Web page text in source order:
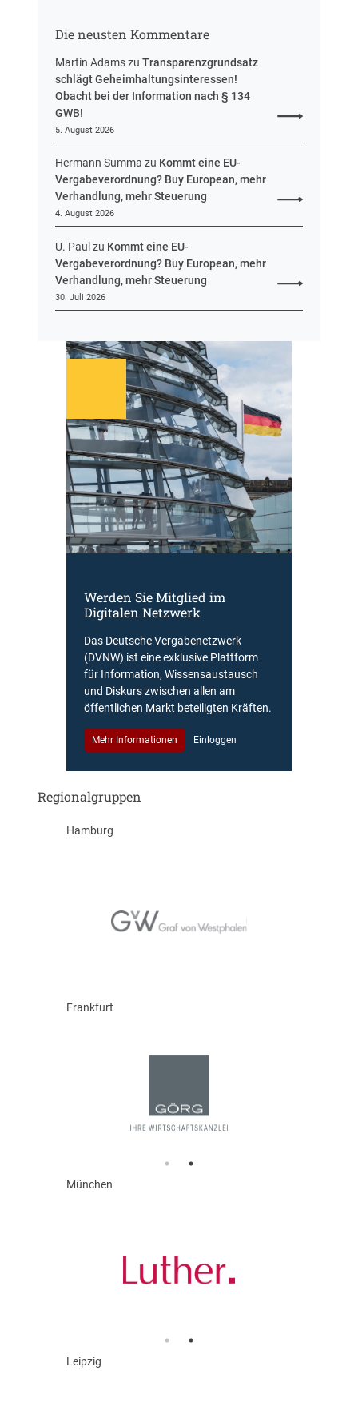
Die neusten Kommentare
Martin AdamszuTransparenzgrundsatz
schlägt Geheimhaltungsinteressen!
Obacht bei der Information nach § 134
GWB!
5. August 2026
Hermann Summa zu Kommt eine EU-
Vergabeverordnung? Buy European, mehr
Verhandlung, mehr Steuerung
4. August 2026
U. Paulzu Kommt eine EU-
Vergabeverordnung? Buy European, mehr
Verhandlung, mehr Steuerung
30. Juli 2026
Werden Sie Mitglied im
Digitalen Netzwerk
Das Deutsche Vergabenetzwerk
(DVNW) ist eine exklusive Plattform
für Information, Wissensaustausch
und Diskurs zwischen allen am
öffentlichen Markt beteiligten Kräften.
Mehr Informationen Einloggen
Regionalgruppen
Hamburg
Frankfurt
München
Leipzig